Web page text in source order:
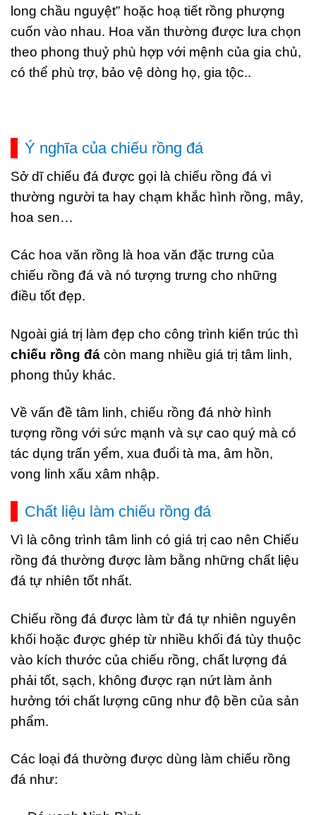
long chầu nguyệt” hoặc hoạ tiết rồng phượng
cuốn vào nhau. Hoa văn thường được lưa chọn
theo phong thuỷ phù hợp với mệnh của gia chủ,
có thể phù trợ, bảo vệ dòng họ, gia tộc..
Ý nghĩa của chiếu rồng đá
Sở dĩ chiếu đá được gọi là chiếu rồng đá vì
thường người ta hay chạm khắc hình rồng, mây,
hoa sen…
Các hoa văn rồng là hoa văn đặc trưng của
chiếu rồng đá và nó tượng trưng cho những
điều tốt đẹp.
Ngoài giá trị làm đẹp cho công trình kiến trúc thì
chiếu rồng đá còn mang nhiều giá trị tâm linh,
phong thủy khác.
Về vấn đề tâm linh, chiếu rồng đá nhờ hình
tượng rồng với sức mạnh và sự cao quý mà có
tác dụng trấn yểm, xua đuổi tà ma, âm hồn,
vong linh xấu xâm nhập.
Chất liệu làm chiếu rồng đá
Vì là công trình tâm linh có giá trị cao nên Chiếu
rồng đá thường được làm bằng những chất liệu
đá tự nhiên tốt nhất.
Chiếu rồng đá được làm từ đá tự nhiên nguyên
khối hoặc được ghép từ nhiều khối đá tùy thuộc
vào kích thước của chiếu rồng, chất lượng đá
phải tốt, sạch, không được rạn nứt làm ảnh
hưởng tới chất lượng cũng như độ bền của sản
phẩm.
Các loại đá thường được dùng làm chiếu rồng
đá như: